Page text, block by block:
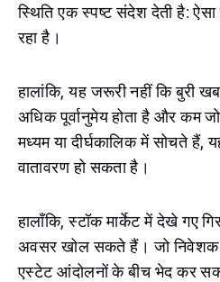
स्थिति एक स्पष्ट संदेश देती है: ऐसा
रहा है।
हालांकि, यह जरूरी नहीं कि बुरी
अधिक पूर्वानुमेय होता है और कम
मध्यम या दीर्घकालिक में सोचते
वातावरण हो सकता है।
हालाँकि, स्टॉक मार्केट में देखे गए
अवसर खोल सकते हैं। जो निवेशक
एस्टेट आंदोलनों के बीच भेद कर